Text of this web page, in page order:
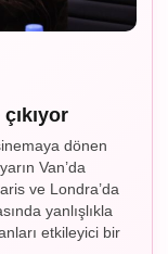
dönen
Van’da
ve Londra’da
yanlışlıkla
etkileyici bir